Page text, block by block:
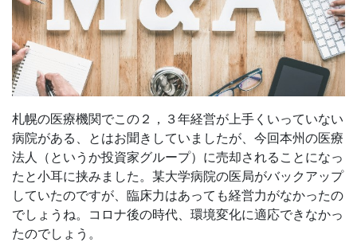
札幌の医療機関でこの２，３年経営が上手くいっていない
病院がある、とはお聞きしていましたが、今回本州の医療
法人（というか投資家グループ）に売却されることになっ
たと小耳に挟みました。某大学病院の医局がバックアップ
していたのですが、臨床力はあっても経営力がなかったの
でしょうね。コロナ後の時代、環境変化に適応できなかっ
たのでしょう。